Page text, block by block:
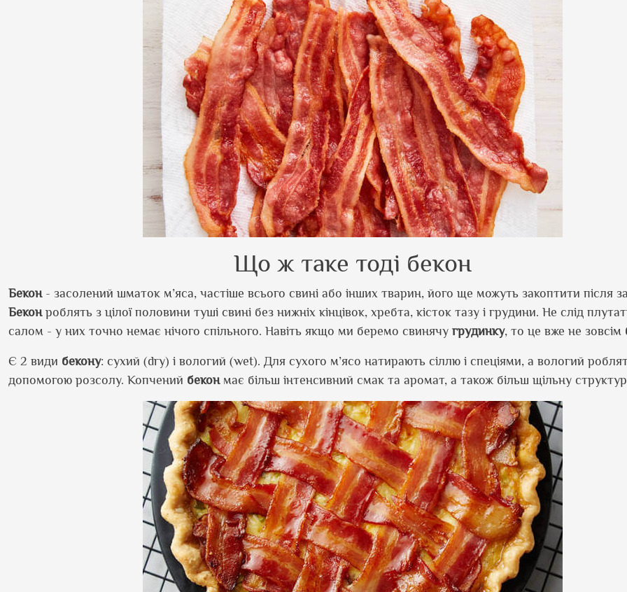
Що ж таке тоді бекон
Бекон- засолений шматок м’яса, частіше всього свині або інших тварин, його ще можуть закоптити після
Беконроблять з цілої половини туші свині без нижніх кінцівок, хребта, кісток тазу і грудини. Не слід
салом - у них точно немає нічого спільного. Навіть якщо ми беремо свинячу грудинку, то це вже не зовсім
Є 2 види бекону: сухий (dry) і вологий (wet). Для сухого м’ясо натирають сіллю і спеціями, а вологий
допомогою розсолу. Копчений беконмає більш інтенсивний смак та аромат, а також більш щільну